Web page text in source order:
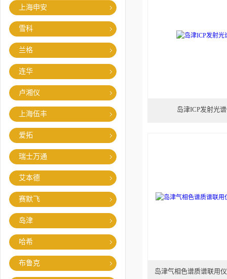
上海申安
雪科
兰格
连华
卢湘仪
上海伍丰
爱拓
瑞士万通
艾本德
赛默飞
岛津
哈希
布鲁克
岛津ICP发射光
岛津气相色谱质谱联用